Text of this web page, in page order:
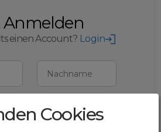
Anmelden
einen Account? Login
Nachname
Cookies